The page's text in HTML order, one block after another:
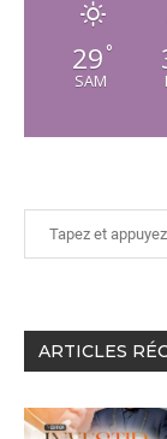
29 °
SAM
ARTICLES